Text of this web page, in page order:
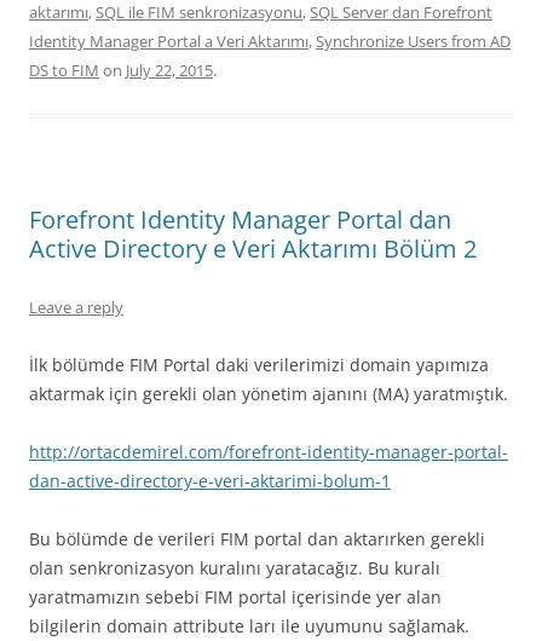
aktarımı,SQL ile FIM senkronizasyonu,SQL Server dan Forefront
Identity Manager Portal a Veri Aktarımı,Synchronize Users from AD
DS to FIM on July 22, 2015.
Forefront Identity Manager Portal dan
Active Directory e Veri Aktarımı Bölüm 2
Leave a reply
İlk bölümde FIM Portal daki verilerimizi domain yapımıza
aktarmak için gerekli olan yönetim ajanını (MA) yaratmıştık.
http://ortacdemirel.com/forefront-identity-manager-portal-
dan-active-directory-e-veri-aktarimi-bolum-1
Bu bölümde de verileri FIM portal dan aktarırken gerekli
olan senkronizasyon kuralını yaratacağız. Bu kuralı
yaratmamızın sebebi FIM portal içerisinde yer alan
bilgilerin domain attribute ları ile uyumunu sağlamak.